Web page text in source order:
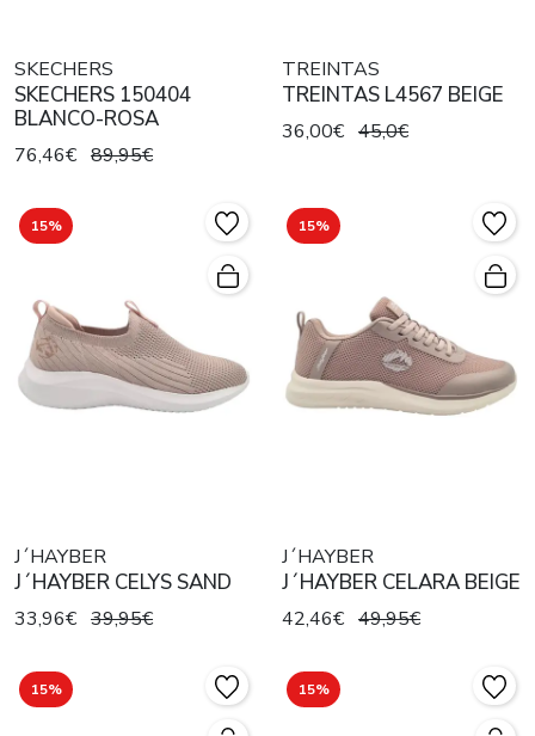
SKECHERS
SKECHERS 150404
BLANCO-ROSA
76,46€ 89,95€
TREINTAS
TREINTAS L4567 BEIGE
36,00€ 45,0€
15%
J´HAYBER
J´HAYBER CELYS SAND
33,96€ 39,95€
15%
J´HAYBER
J´HAYBER CELARA BEIGE
42,46€ 49,95€
15% 15%